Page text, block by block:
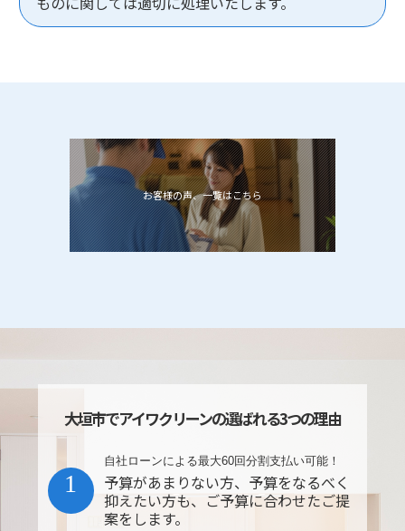
お客様の声、一覧はこちら
大垣市でアイワクリーンの選ばれる3つの理由
自社ローンによる最大60回分割支払い可能！
予算があまりない方、予算をなるべく
抑えたい方も、ご予算に合わせたご提
案をします。
1